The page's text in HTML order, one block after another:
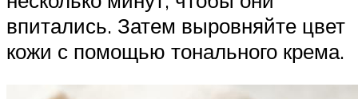
впитались. Затем выровняйте цвет
кожи с помощью тонального крема.